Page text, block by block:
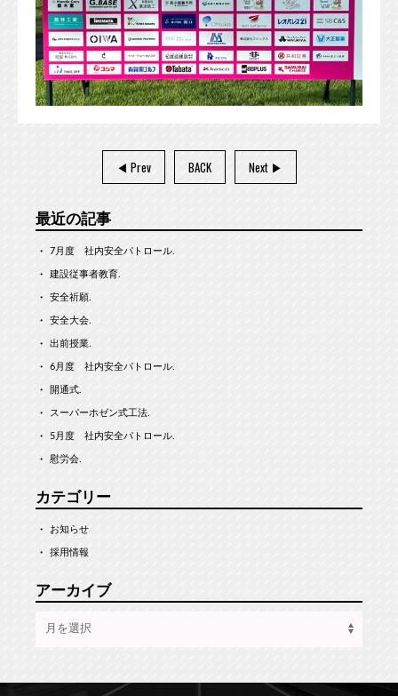
◀ Prev BACK Next ▶︎
最近の記事
7月度 社内安全パトロール.
建設従事者教育.
安全祈願.
安全大会.
出前授業.
6月度 社内安全パトロール.
開通式.
スーパーホゼン式工法.
5月度 社内安全パトロール.
慰労会.
カテゴリー
お知らせ
採用情報
アーカイブ